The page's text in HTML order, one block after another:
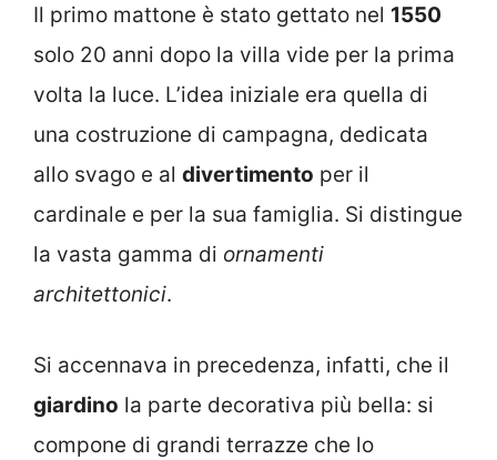
Il primo mattone è stato gettato nel 1550
solo 20 anni dopo la villa vide per la prima
volta la luce. L’idea iniziale era quella di
una costruzione di campagna, dedicata
allo svago e al divertimento per il
cardinale e per la sua famiglia. Si distingue
la vasta gamma di ornamenti
architettonici.
Si accennava in precedenza, infatti, che il
giardino la parte decorativa più bella: si
compone di grandi terrazze che lo